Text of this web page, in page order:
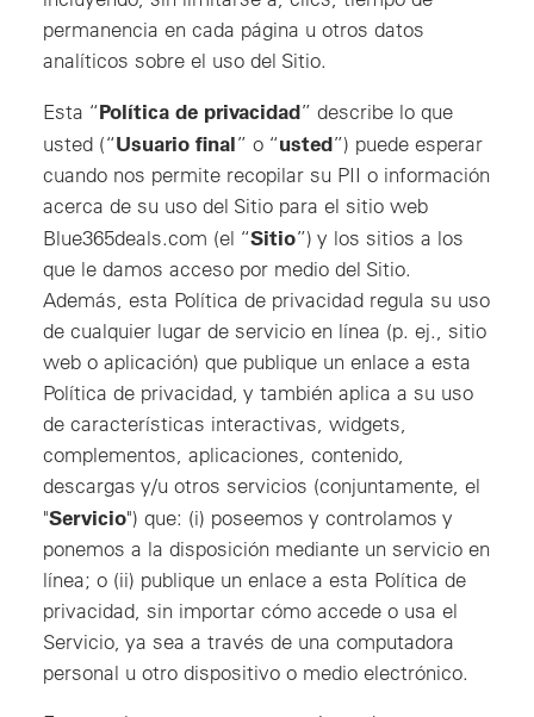
permanencia en cada página u otros datos
analíticos sobre el uso del Sitio.
Esta “Política de privacidad” describe lo que
usted (“Usuario final” o “usted”) puede esperar
cuando nos permite recopilar su PII o información
acerca de su uso del Sitio para el sitio web
Blue365deals.com (el “Sitio”) y los sitios a los
que le damos acceso por medio del Sitio.
Además, esta Política de privacidad regula su uso
de cualquier lugar de servicio en línea (p. ej., sitio
web o aplicación) que publique un enlace a esta
Política de privacidad, y también aplica a su uso
de características interactivas, widgets,
complementos, aplicaciones, contenido,
descargas y/u otros servicios (conjuntamente, el
"Servicio") que: (i) poseemos y controlamos y
ponemos a la disposición mediante un servicio en
línea; o (ii) publique un enlace a esta Política de
privacidad, sin importar cómo accede o usa el
Servicio, ya sea a través de una computadora
personal u otro dispositivo o medio electrónico.